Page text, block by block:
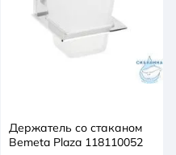
Держатель со стаканом
Bemeta Plaza 118110052